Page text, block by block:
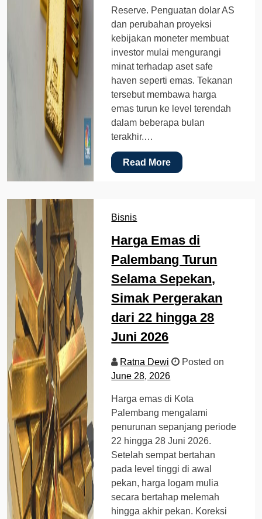
Reserve. Penguatan dolar AS
dan perubahan proyeksi
kebijakan moneter membuat
investor mulai mengurangi
minat terhadap aset safe
haven seperti emas. Tekanan
tersebut membawa harga
emas turun ke level terendah
dalam beberapa bulan
terakhir.…
Read More
Bisnis
Harga Emas di
Palembang Turun
Selama Sepekan,
Simak Pergerakan
dari 22 hingga 28
Juni 2026
Ratna Dewi
Posted on
June 28, 2026
Harga emas di Kota
Palembang mengalami
penurunan sepanjang periode
22 hingga 28 Juni 2026.
Setelah sempat bertahan
pada level tinggi di awal
pekan, harga logam mulia
secara bertahap melemah
hingga akhir pekan. Koreksi